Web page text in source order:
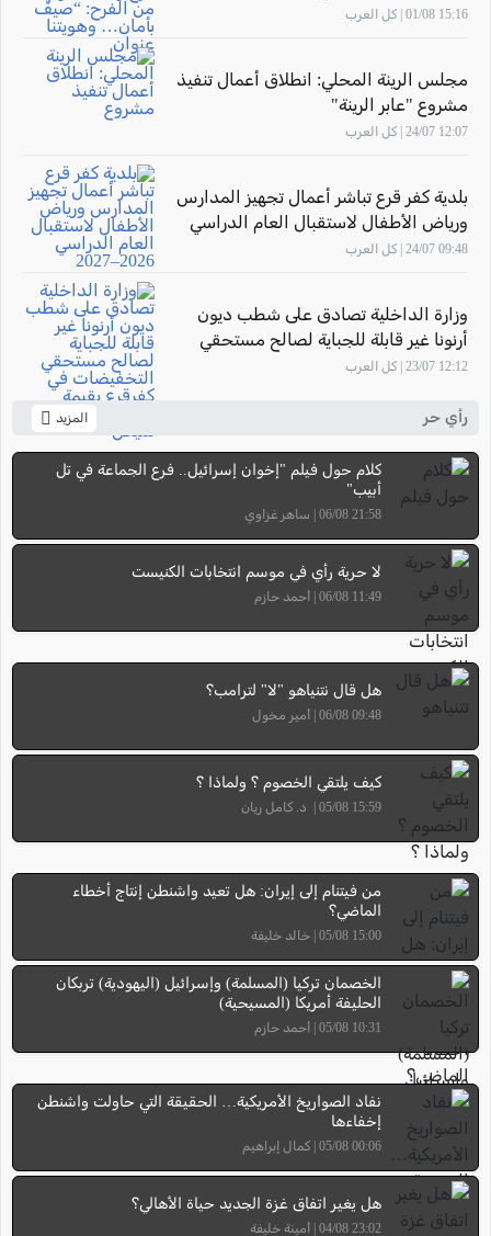
وهويتنا عنوان"
15:16 01/08 | كل العرب
مجلس الرينة المحلي: انطلاق أعمال تنفيذ
مشروع "عابر الرينة"
12:07 24/07 | كل العرب
بلدية كفر قرع تباشر أعمال تجهيز المدارس
ورياض الأطفال لاستقبال العام الدراسي
2026–2027
09:48 24/07 | كل العرب
وزارة الداخلية تصادق على شطب ديون
أرنونا غير قابلة للجباية لصالح مستحقي
12:12 23/07 | كل العرب
رأي حر المزيد
كلام حول فيلم "إخوان إسرائيل.. فرع الجماعة في تل
أبيب"
21:58 06/08 | ساهر غزاوي
لا حرية رأي في موسم انتخابات الكنيست
11:49 06/08 | أحمد حازم
هل قال نتنياهو "لا" لترامب؟
09:48 06/08 | أمير مخول
كيف يلتقي الخصوم ؟ ولماذا ؟
15:59 05/08 | د. كامل ريان
من فيتنام إلى إيران: هل تعيد واشنطن إنتاج أخطاء
الماضي؟
15:00 05/08 | خالد خليفة
الخصمان تركيا (المسلمة) وإسرائيل (اليهودية) تربكان
الحليفة أمريكا (المسيحية)
10:31 05/08 | أحمد حازم
نفاد الصواريخ الأمريكية… الحقيقة التي حاولت واشنطن
إخفاءها
00:06 05/08 | كمال إبراهيم
هل يغير اتفاق غزة الجديد حياة الأهالي؟
23:02 04/08 | أمينة خليفة